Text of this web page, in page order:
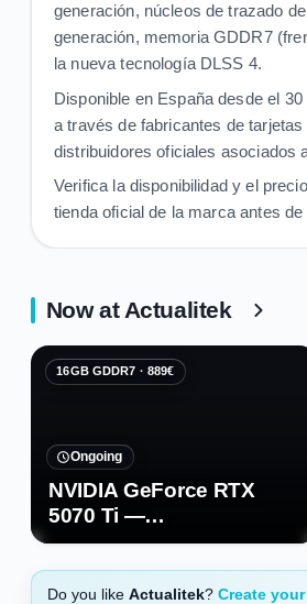
generación, núcleos de trazado
generación, memoria GDDR7
la nueva tecnología DLSS 4.
Disponible en España desde el
a través de fabricantes de
distribuidores oficiales asociados
Verifica la disponibilidad y el
tienda oficial de la marca antes
Now at Actualitek
16GB GDDR7 · 889€
Ongoing
NVIDIA GeForce RTX
5070 Ti —
Especificaciones y
precio oficial
Do you like Actualitek? Create